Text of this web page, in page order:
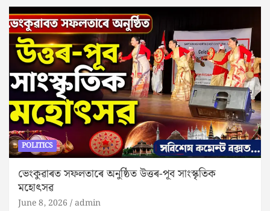
POLITICS
ভেংকুৱাৰত সফলতাৰে অনুষ্ঠিত উত্তৰ-পূব সাংস্কৃতিক
মহোৎসৱ
June 8, 2026 admin